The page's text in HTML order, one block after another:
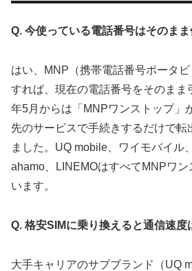
Q. 今使っている電話番号はそのまま
はい、MNP（携帯電話番号ポータ
すれば、現在の電話番号をそのまま
年5月からは「MNPワンストップ」
先のサービスで手続きするだけで転
ました。UQ mobile、ワイモバイル
ahamo、LINEMOはすべてMNPワン
います。
Q. 格安SIMに乗り換えると通信速度
大手キャリアのサブブランド（UQ